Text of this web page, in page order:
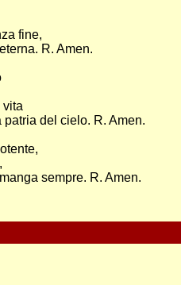
fine,
R. Amen.
vita
del cielo. R. Amen.
sempre. R. Amen.